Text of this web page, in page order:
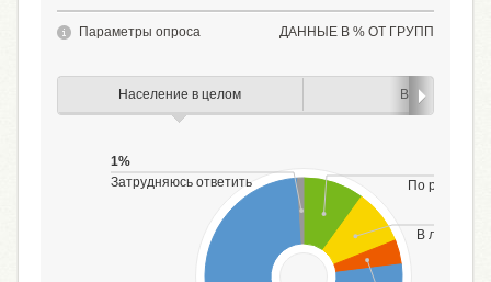
ДАННЫЕ В % ОТ ГРУПП
Параметры опроса
Население в целом Возраст
По работе,
В личных
1%
Затрудняюсь ответить